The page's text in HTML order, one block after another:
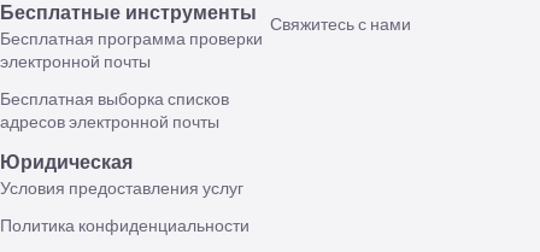
Бесплатные инструменты
Бесплатная программа проверки
электронной почты
Бесплатная выборка списков
адресов электронной почты
Свяжитесь с нами
Юридическая
Условия предоставления услуг
Политика конфиденциальности